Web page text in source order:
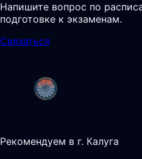
Напишите вопрос по
подготовке к экзаменам.
Связаться
Рекомендуем в г. Калуга